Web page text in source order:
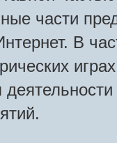
части
В